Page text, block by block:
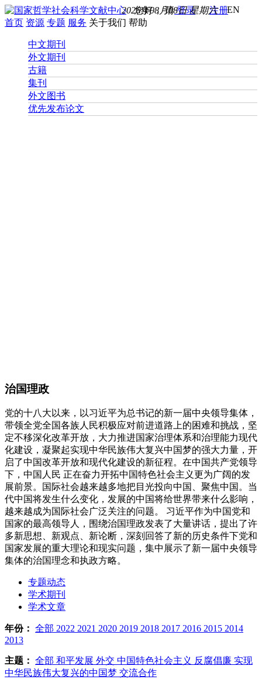
您好， 请登录 注册EN
2026年08月08日 星期六
首页 资源 专题 服务 关于我们 帮助
中文期刊
外文期刊
古籍
集刊
外文图书
优先发布论文
治国理政
党的十八大以来，以习近平为总书记的新一届中央领导集体，
带领全党全国各族人民积极应对前进道路上的困难和挑战，坚
定不移深化改革开放，大力推进国家治理体系和治理能力现代
化建设，凝聚起实现中华民族伟大复兴中国梦的强大力量，开
启了中国改革开放和现代化建设的新征程。在中国共产党领导
下，中国人民 正在奋力开拓中国特色社会主义更为广阔的发
展前景。国际社会越来越多地把目光投向中国、聚焦中国。当
代中国将发生什么变化，发展的中国将给世界带来什么影响，
越来越成为国际社会广泛关注的问题。 习近平作为中国党和
国家的最高领导人，围绕治国理政发表了大量讲话，提出了许
多新思想、新观点、新论断，深刻回答了新的历史条件下党和
国家发展的重大理论和现实问题，集中展示了新一届中央领导
集体的治国理念和执政方略。
专题动态
学术期刊
学术文章
年份： 全部 2022 2021 2020 2019 2018 2017 2016 2015 2014
2013
主题： 全部 和平发展 外交 中国特色社会主义 反腐倡廉 实现
中华民族伟大复兴的中国梦 交流合作